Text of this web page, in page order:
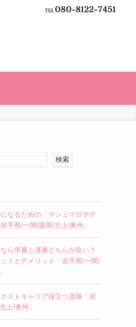
検索
なるための「マシュマロボデ
手県/一関/盛岡/北上/奥州」
ら早番と遅番どちらが良い？
トとデメリット「岩手県/一関/
ストキャリア役立つ資格「岩
上/奥州」